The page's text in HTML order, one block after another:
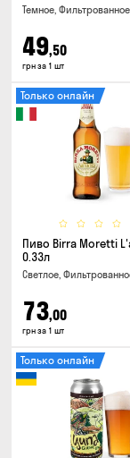
Темное,
49,50
грн за 1 шт
Только онлайн
Пиво Birra Moretti
0.33л
Светлое,
73,00
грн за 1 шт
Только онлайн